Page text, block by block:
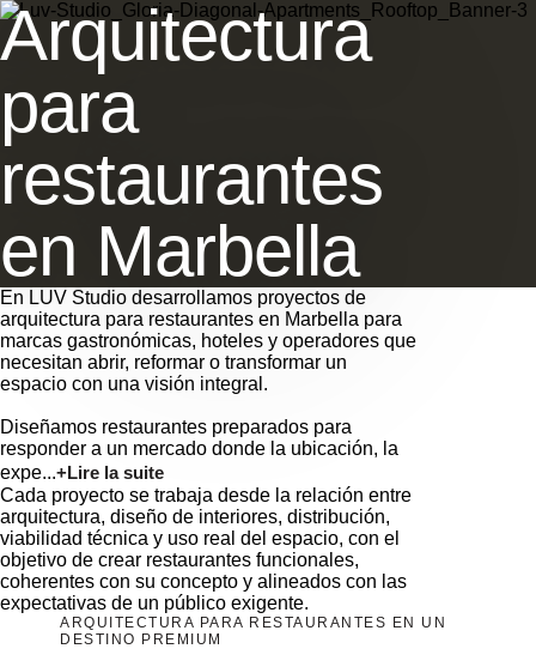
Arquitectura
para
restaurantes
en Marbella
En LUV Studio desarrollamos proyectos de
arquitectura para restaurantes en Marbella para
marcas gastronómicas, hoteles y operadores que
necesitan abrir, reformar o transformar un
espacio con una visión integral.
Diseñamos restaurantes preparados para
responder a un mercado donde la ubicación, la
expe...+Lire la suite
Cada proyecto se trabaja desde la relación entre
arquitectura, diseño de interiores, distribución,
viabilidad técnica y uso real del espacio, con el
objetivo de crear restaurantes funcionales,
coherentes con su concepto y alineados con las
expectativas de un público exigente.
ARQUITECTURA PARA RESTAURANTES EN UN
DESTINO PREMIUM